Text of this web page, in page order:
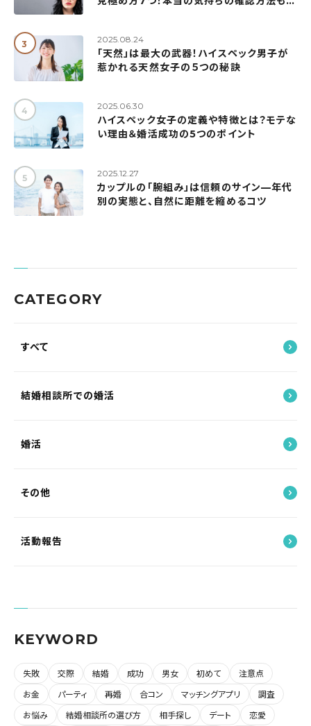
2025.08.24
「天然」は最大の武器！ハイスペック男子が
惹かれる天然女子の５つの秘訣
2025.06.30
ハイスペック女子の定義や特徴とは？モテな
い理由＆婚活成功の5つのポイント
2025.12.27
カップルの「腕組み」は信頼のサイン—年代
別の実態と、自然に距離を縮めるコツ
CATEGORY
すべて
結婚相談所での婚活
婚活
その他
活動報告
KEYWORD
失敗 交際 結婚 成功 男女 初めて
注意点
お金
パーティ 再婚 合コン マッチングアプリ
調査
お悩み
結婚相談所の選び方 相手探し デート
恋愛